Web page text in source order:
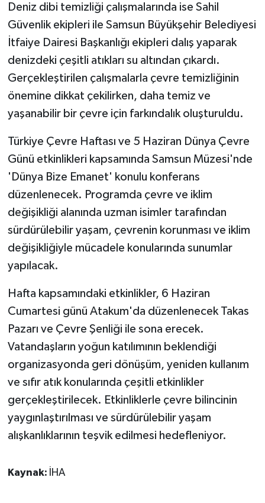
Deniz dibi temizliği çalışmalarında ise Sahil
Güvenlik ekipleri ile Samsun Büyükşehir Belediyesi
İtfaiye Dairesi Başkanlığı ekipleri dalış yaparak
denizdeki çeşitli atıkları su altından çıkardı.
Gerçekleştirilen çalışmalarla çevre temizliğinin
önemine dikkat çekilirken, daha temiz ve
yaşanabilir bir çevre için farkındalık oluşturuldu.
Türkiye Çevre Haftası ve 5 Haziran Dünya Çevre
Günü etkinlikleri kapsamında Samsun Müzesi'nde
'Dünya Bize Emanet' konulu konferans
düzenlenecek. Programda çevre ve iklim
değişikliği alanında uzman isimler tarafından
sürdürülebilir yaşam, çevrenin korunması ve iklim
değişikliğiyle mücadele konularında sunumlar
yapılacak.
Hafta kapsamındaki etkinlikler, 6 Haziran
Cumartesi günü Atakum'da düzenlenecek Takas
Pazarı ve Çevre Şenliği ile sona erecek.
Vatandaşların yoğun katılımının beklendiği
organizasyonda geri dönüşüm, yeniden kullanım
ve sıfır atık konularında çeşitli etkinlikler
gerçekleştirilecek. Etkinliklerle çevre bilincinin
yaygınlaştırılması ve sürdürülebilir yaşam
alışkanlıklarının teşvik edilmesi hedefleniyor.
Kaynak: İHA